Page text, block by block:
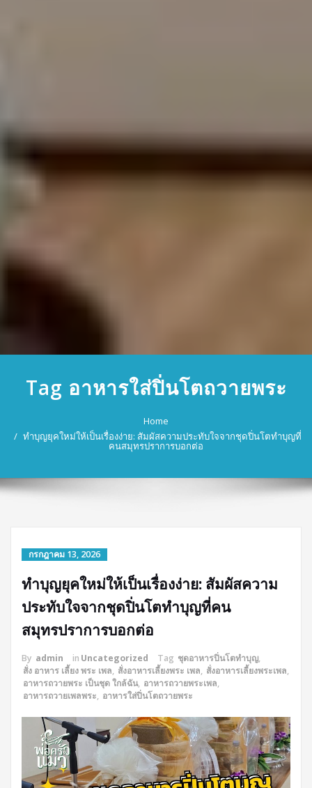
Tag อาหารใส่ปิ่นโตถวายพระ
Home
ทำบุญยุคใหม่ให้เป็นเรื่องง่าย: สัมผัสความประทับใจจากชุดปิ่นโตทำบุญที่
คนสมุทรปราการบอกต่อ
กรกฎาคม 13, 2026
ทำบุญยุคใหม่ให้เป็นเรื่องง่าย: สัมผัสความ
ประทับใจจากชุดปิ่นโตทำบุญที่คน
สมุทรปราการบอกต่อ
By admin in Uncategorized Tag ชุดอาหารปิ่นโตทำบุญ,
สั่ง อาหาร เลี้ยง พระ เพล, สั่งอาหารเลี้ยงพระ เพล, สั่งอาหารเลี้ยงพระเพล,
อาหารถวายพระ เป็นชุด ใกล้ฉัน, อาหารถวายพระเพล,
อาหารถวายเพลพระ, อาหารใส่ปิ่นโตถวายพระ